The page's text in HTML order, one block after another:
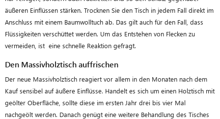
äußeren Einflüssen stärken. Trocknen Sie den Tisch in jedem Fall direkt im
Anschluss mit einem Baumwolltuch ab. Das gilt auch für den Fall, dass
Flüssigkeiten verschüttet werden. Um das Entstehen von Flecken zu
vermeiden, ist eine schnelle Reaktion gefragt.
Den Massivholztisch auffrischen
Der neue Massivholztisch reagiert vor allem in den Monaten nach dem
Kauf sensibel auf äußere Einflüsse. Handelt es sich um einen Holztisch mit
geölter Oberfläche, sollte diese im ersten Jahr drei bis vier Mal
nachgeölt werden. Danach genügt eine weitere Behandlung des Tisches